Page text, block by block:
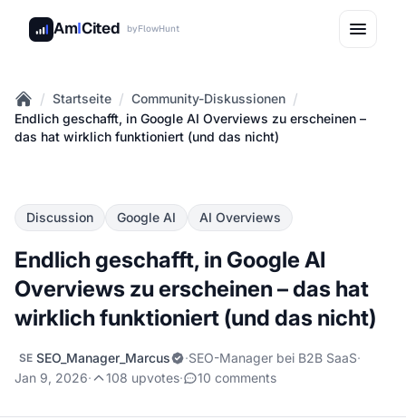
AmICited byFlowHunt
Home
/ Startseite / Community-Diskussionen /
Endlich geschafft, in Google AI Overviews zu erscheinen –
das hat wirklich funktioniert (und das nicht)
Discussion Google AI AI Overviews
Endlich geschafft, in Google AI
Overviews zu erscheinen – das hat
wirklich funktioniert (und das nicht)
SE SEO_Manager_Marcus ·SEO-Manager bei B2B SaaS·
Jan 9, 2026· 108 upvotes· 10 comments